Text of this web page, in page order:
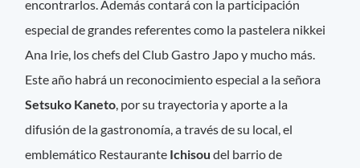
encontrarlos. Además contará con la participación
especial de grandes referentes como la pastelera nikkei
Ana Irie, los chefs del Club Gastro Japo y mucho más.
Este año habrá un reconocimiento especial a la señora
Setsuko Kaneto, por su trayectoria y aporte a la
difusión de la gastronomía, a través de su local, el
emblemático Restaurante Ichisoudel barrio de